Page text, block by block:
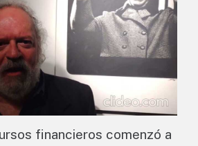
financieros comenzó a